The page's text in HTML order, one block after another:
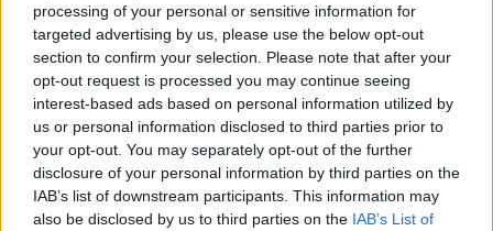
processing of your personal or sensitive information for
targeted advertising by us, please use the below opt-out
section to confirm your selection. Please note that after your
opt-out request is processed you may continue seeing
interest-based ads based on personal information utilized by
us or personal information disclosed to third parties prior to
your opt-out. You may separately opt-out of the further
disclosure of your personal information by third parties on the
IAB’s list of downstream participants. This information may
also be disclosed by us to third parties on the IAB’s List of